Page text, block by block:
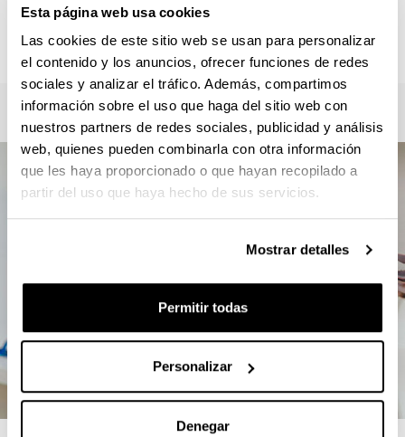
Esta página web usa cookies
Las cookies de este sitio web se usan para personalizar
el contenido y los anuncios, ofrecer funciones de redes
sociales y analizar el tráfico. Además, compartimos
información sobre el uso que haga del sitio web con
nuestros partners de redes sociales, publicidad y análisis
web, quienes pueden combinarla con otra información
que les haya proporcionado o que hayan recopilado a
partir del uso que haya hecho de sus servicios.
Mostrar detalles
Permitir todas
Personalizar
Denegar
master.csc@ehu.eus / gkz.masterra@ehu.eus
946012357